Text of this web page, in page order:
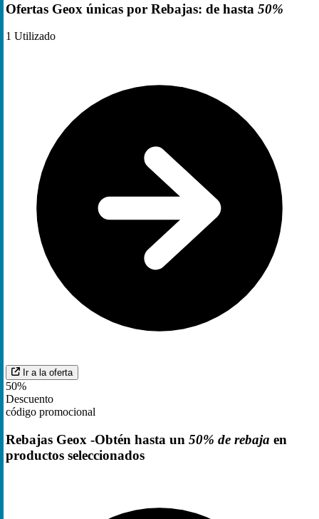
Ofertas Geox únicas por Rebajas: de hasta 50%
1 Utilizado
Ir a la oferta
50%
Descuento
código promocional
Rebajas Geox -Obtén hasta un 50% de rebaja en
productos seleccionados